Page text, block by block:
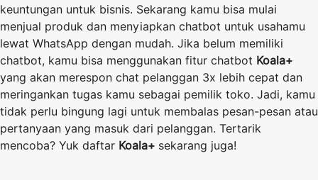
keuntungan untuk bisnis. Sekarang kamu bisa mulai
menjual produk dan menyiapkan chatbot untuk usahamu
lewat WhatsApp dengan mudah. Jika belum memiliki
chatbot, kamu bisa menggunakan fitur chatbot Koala+
yang akan merespon chat pelanggan 3x lebih cepat dan
meringankan tugas kamu sebagai pemilik toko. Jadi, kamu
tidak perlu bingung lagi untuk membalas pesan-pesan atau
pertanyaan yang masuk dari pelanggan. Tertarik
mencoba? Yuk daftar Koala+ sekarang juga!